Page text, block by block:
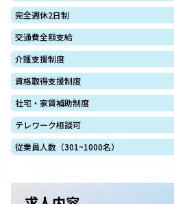
完全週休2日制
交通費全額支給
介護支援制度
資格取得支援制度
社宅・家賃補助制度
テレワーク相談可
従業員人数（301~1000名）